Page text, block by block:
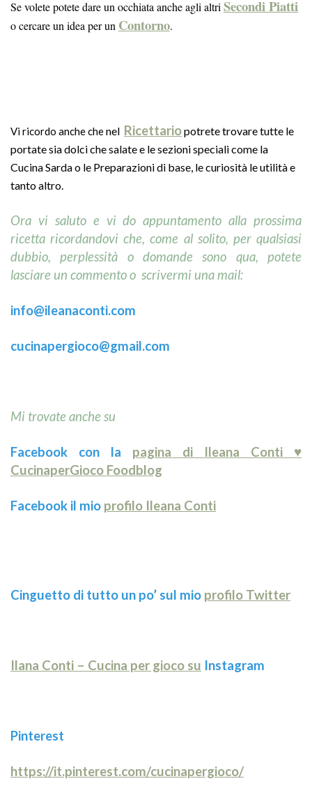
Se volete potete dare un occhiata anche agli altri Secondi Piatti
o cercare un idea per un Contorno.
Vi ricordo anche chenel Ricettariopotrete trovare tutte le
portate sia dolci che salate e le sezioni speciali come la
Cucina Sarda o le Preparazioni di base, le curiosità le utilità e
tanto altro.
Ora vi saluto e vi do appuntamentoalla prossima
ricetta ricordandovi che, come al solito, per qualsiasi
dubbio, perplessità o domande sono qua, potete
lasciare un commento o scrivermi una mail:
info@ileanaconti.com
cucinapergioco@gmail.com
Mi trovate anche su
Facebook con la pagina di Ileana Conti ♥
CucinaperGioco Foodblog
Facebook il mio profilo Ileana Conti
Cinguetto di tutto un po’ sul mio profilo Twitter
Ilana Conti – Cucina per gioco su Instagram
Pinterest
https://it.pinterest.com/cucinapergioco/